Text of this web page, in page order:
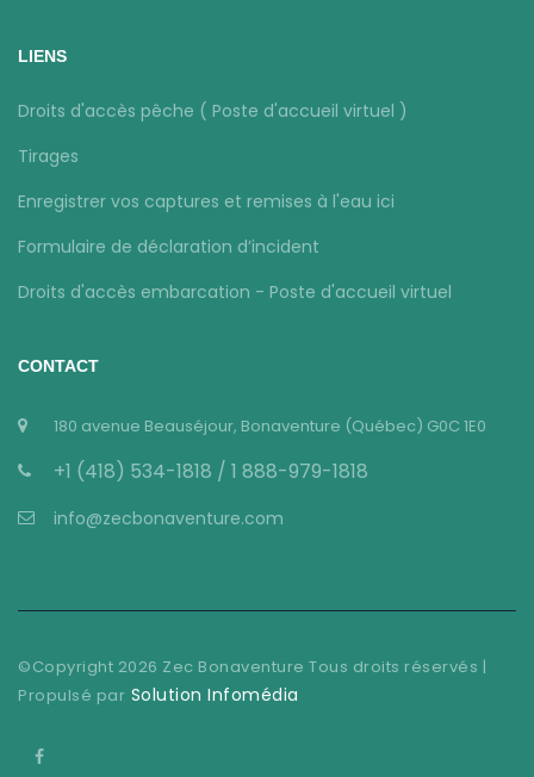
LIENS
Droits d'accès pêche ( Poste d'accueil virtuel )
Tirages
Enregistrer vos captures et remises à l'eau ici
Formulaire de déclaration d’incident
Droits d'accès embarcation - Poste d'accueil virtuel
CONTACT
180 avenue Beauséjour, Bonaventure (Québec) G0C 1E0
+1 (418) 534-1818 / 1 888-979-1818
info@zecbonaventure.com
©Copyright 2026 Zec Bonaventure Tous droits réservés |
Propulsé par Solution Infomédia